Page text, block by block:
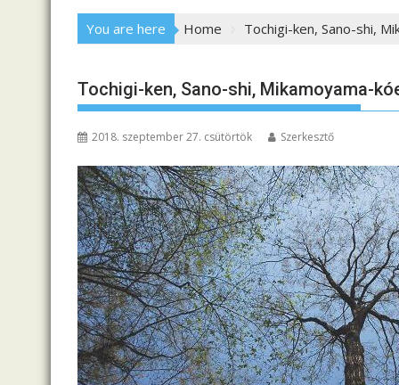
You are here Home Tochigi-ken, Sano-shi,
Tochigi-ken, Sano-shi, Mikamoyama-
2018. szeptember 27. csütörtök Szerkesztő